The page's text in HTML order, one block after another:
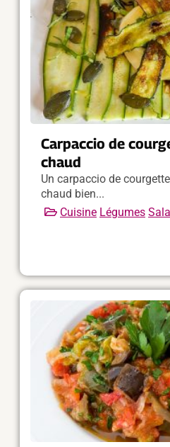
Carpaccio de
chaud
Un carpaccio de
chaud bien...
Cuisine Légumes